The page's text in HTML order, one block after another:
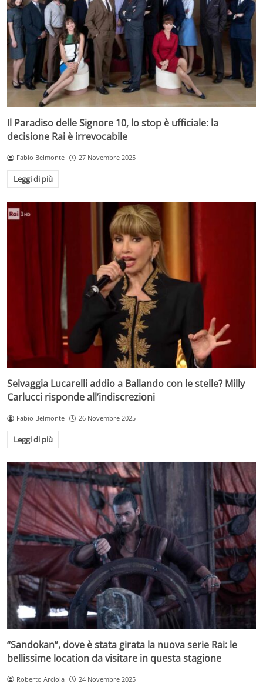
Il Paradiso delle Signore 10, lo stop è ufficiale: la
decisione Rai è irrevocabile
Fabio Belmonte 27 Novembre 2025
Leggi di più
Selvaggia Lucarelli addio a Ballando con le stelle? Milly
Carlucci risponde all’indiscrezioni
Fabio Belmonte 26 Novembre 2025
Leggi di più
“Sandokan”, dove è stata girata la nuova serie Rai: le
bellissime location da visitare in questa stagione
Roberto Arciola 24 Novembre 2025